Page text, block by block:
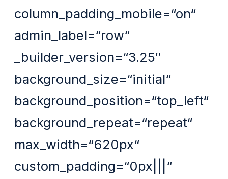
column_padding_mobile=“on“
admin_label=“row“
_builder_version=“3.25″
background_size=“initial“
background_position=“top_left“
background_repeat=“repeat“
max_width=“620px“
custom_padding=“0px|||“